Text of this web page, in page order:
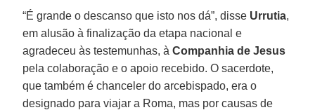
“É grande o descanso que isto nos dá”, disse Urrutia,
em alusão à finalização da etapa nacional e
agradeceu às testemunhas, àCompanhia de Jesus
pela colaboração e o apoio recebido. O sacerdote,
que também é chanceler do arcebispado, era o
designado para viajar a Roma, mas por causas de